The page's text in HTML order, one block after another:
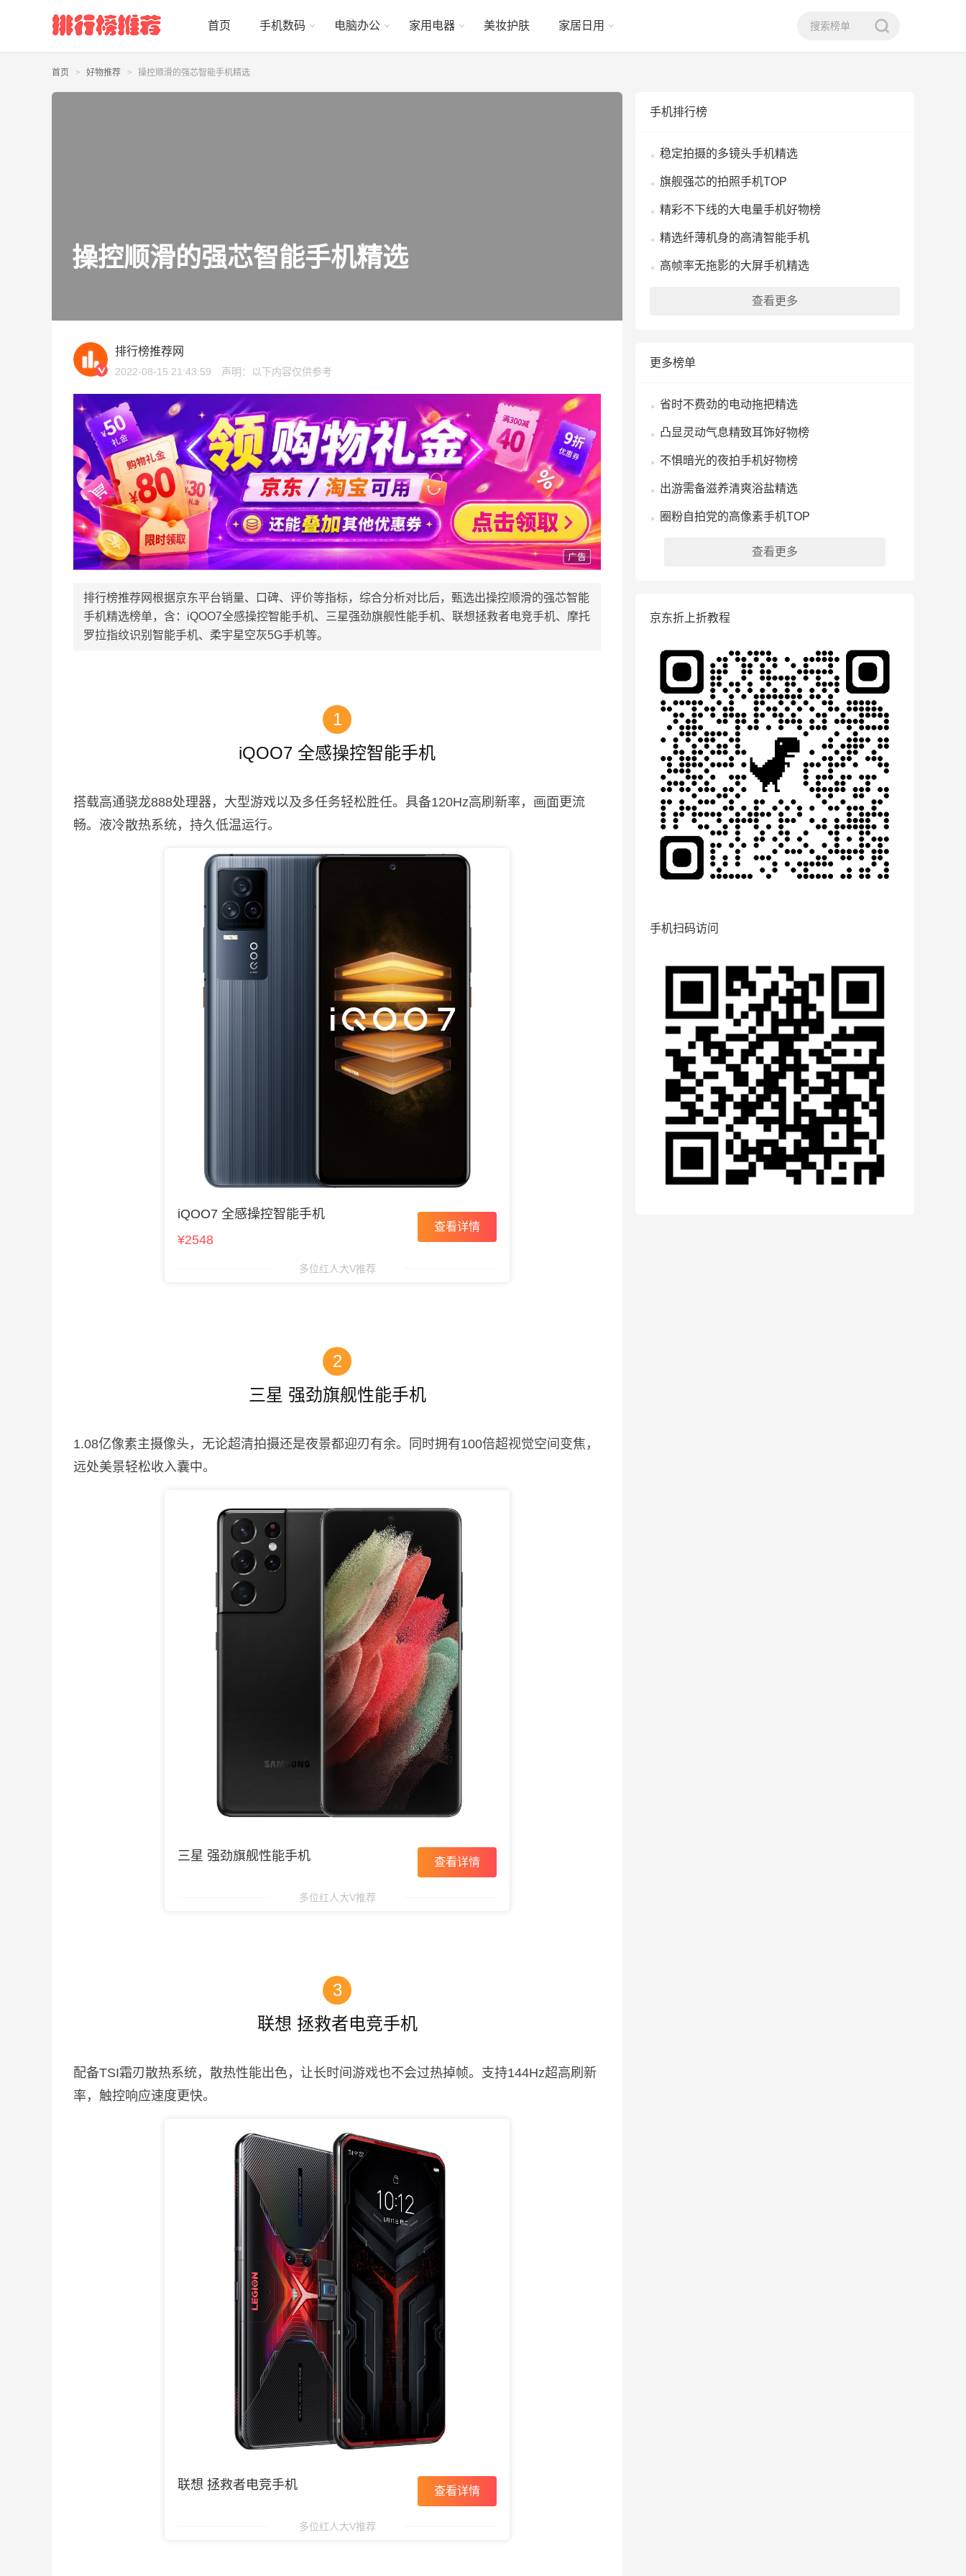
首页 手机数码 电脑办公 家用电器 美妆护肤 家居日用
首页 好物推荐 操控顺滑的强芯智能手机精选
操控顺滑的强芯智能手机精选
排行榜推荐网
2022-08-15 21:43:59 声明：以下内容仅供参考
排行榜推荐网根据京东平台销量、口碑、评价等指标，综合分析对比后，甄选出操控顺滑的强芯智能
手机精选榜单，含：iQOO7全感操控智能手机、三星强劲旗舰性能手机、联想拯救者电竞手机、摩托
罗拉指纹识别智能手机、柔宇星空灰5G手机等。
1
iQOO7 全感操控智能手机
搭载高通骁龙888处理器，大型游戏以及多任务轻松胜任。具备120Hz高刷新率，画面更流
畅。液冷散热系统，持久低温运行。
iQOO7 全感操控智能手机
¥2548
查看详情
多位红人大V推荐
2
三星 强劲旗舰性能手机
1.08亿像素主摄像头，无论超清拍摄还是夜景都迎刃有余。同时拥有100倍超视觉空间变焦，
远处美景轻松收入囊中。
三星 强劲旗舰性能手机 查看详情
多位红人大V推荐
3
联想 拯救者电竞手机
配备TSI霜刃散热系统，散热性能出色，让长时间游戏也不会过热掉帧。支持144Hz超高刷新
率，触控响应速度更快。
联想 拯救者电竞手机 查看详情
多位红人大V推荐
手机排行榜
稳定拍摄的多镜头手机精选
旗舰强芯的拍照手机TOP
精彩不下线的大电量手机好物榜
精选纤薄机身的高清智能手机
高帧率无拖影的大屏手机精选
查看更多
更多榜单
省时不费劲的电动拖把精选
凸显灵动气息精致耳饰好物榜
不惧暗光的夜拍手机好物榜
出游需备滋养清爽浴盐精选
圈粉自拍党的高像素手机TOP
查看更多
京东折上折教程
手机扫码访问